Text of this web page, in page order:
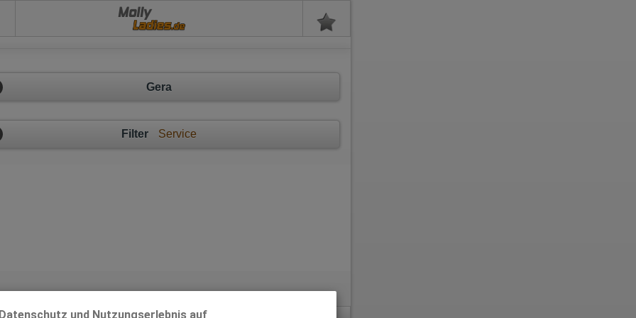
und Nutzungserlebnis auf
Molly
Gera
Filter Service